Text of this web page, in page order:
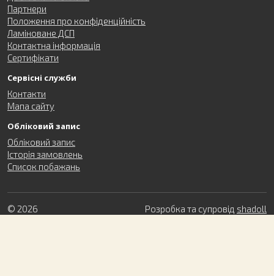
Партнери
Положення про конфіденційність
Ламіноване ДСП
Контактна інформація
Сертифікати
Сервісні служби
Контакти
Мапа сайту
Обліковий запис
Обліковий запис
Історія замовлень
Список побажань
© 2026 Розробка та супровід shadoll